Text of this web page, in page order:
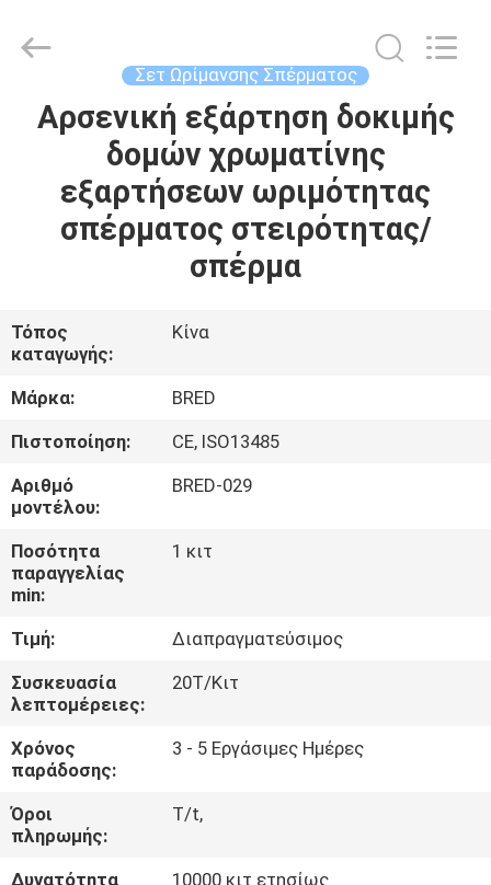
ΣΠΊΤΙ
ΠΡΟΪΌΝΤΑ
ΠΕΡΊΠΟΥ
ΕΜΕΊΣ
ΓΎΡΟΣ
ΕΡΓΟΣΤΑΣΊΩΝ
ΠΟΙΟΤΙΚΌΣ
ΈΛΕΓΧΟΣ
ΜΑΣ
ΕΛΆΤΕ
ΣΕ
ΕΠΑΦΉ
ΜΕ
ΕΙΔΉΣΕΙΣ
Science
Technology
Reserved.
Σετ Ωρίμανσης Σπέρματος
Αρσενική εξάρτηση δοκιμής
δομών χρωματίνης
εξαρτήσεων ωριμότητας
σπέρματος στειρότητας/
σπέρμα
Τόπος
καταγωγής:
Κίνα
Μάρκα:
BRED
Πιστοποίηση:
CE, ISO13485
Αριθμό
μοντέλου:
BRED-029
Ποσότητα
παραγγελίας
min:
1 κιτ
Τιμή:
Διαπραγματεύσιμος
Συσκευασία
λεπτομέρειες:
20Τ/Κιτ
Χρόνος
παράδοσης:
3 - 5 Εργάσιμες Ημέρες
Όροι
πληρωμής:
T/t,
Δυνατότητα
10000 κιτ ετησίως